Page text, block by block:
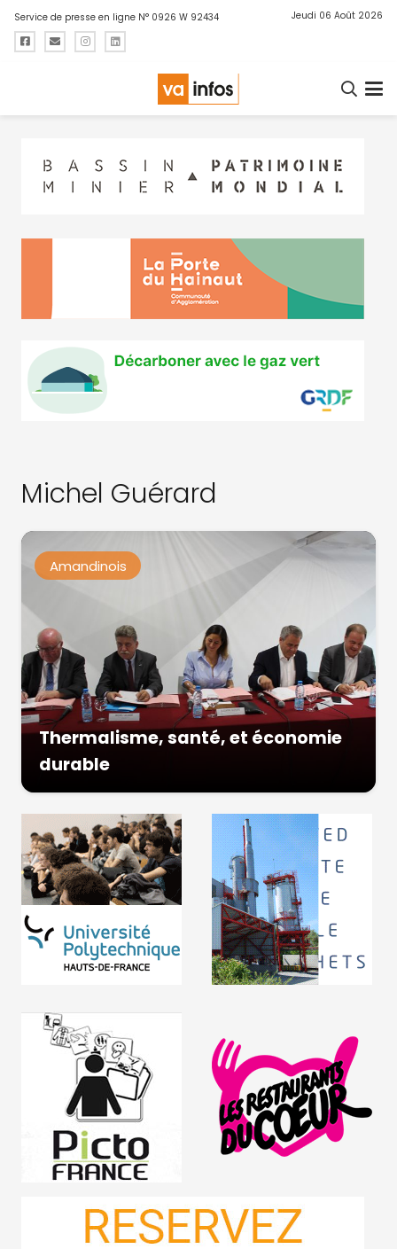
Service de presse en ligne N° 0926 W 92434 Jeudi 06 Août 2026
Michel Guérard
Amandinois
Thermalisme, santé, et économie
durable